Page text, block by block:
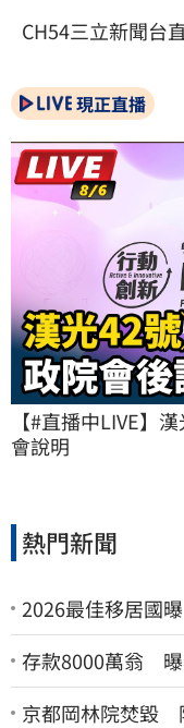
CH54三立新聞台
現正直播
【#直播中LIVE】
會說明
熱門新聞
2026最佳移居國
存款8000萬翁 曝
京都岡林院焚毀